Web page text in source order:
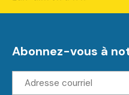
Abonnez-vous à
Adresse
courriel: